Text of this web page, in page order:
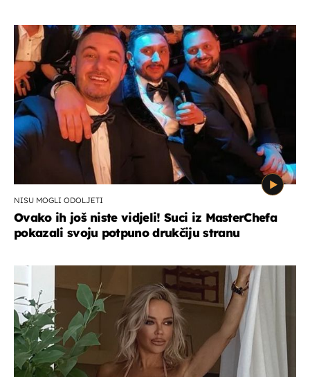
NISU MOGLI ODOLJETI
Ovako ih još niste vidjeli! Suci iz MasterChefa
pokazali svoju potpuno drukčiju stranu